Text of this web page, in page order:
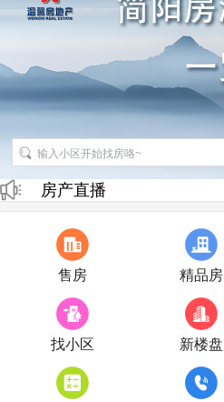
招聘房产销售经纪人
房产直播
售房 精品房
找小区 新楼盘